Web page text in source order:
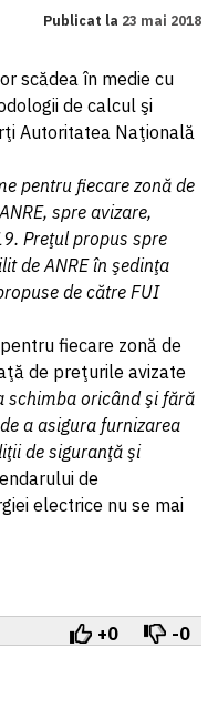
Publicat la 23 mai 2018
scădea în medie cu
de calcul şi
Autoritatea Naţională
pentru fiecare zonă de
spre avizare,
Preţul propus spre
de ANRE în şedinţa
de către FUI
fiecare zonă de
de preţurile avizate
schimba oricând şi fără
a asigura furnizarea
de siguranţă şi
de
electrice nu se mai
+0 -0